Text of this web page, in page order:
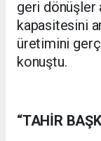
geri dönüşler
kapasitesini
üretimini
konuştu.
“TAHİR